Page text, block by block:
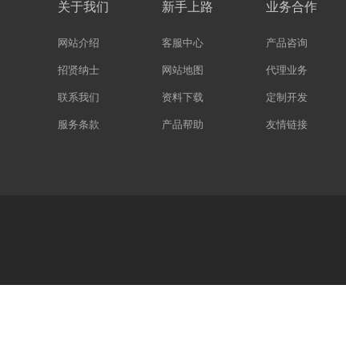
关于我们
网站介绍
招贤纳士
联系我们
服务条款
新手上路
客服中心
网站地图
资料下载
产品帮助
业务合作
产品咨询
代理业务
定制开发
友情链接